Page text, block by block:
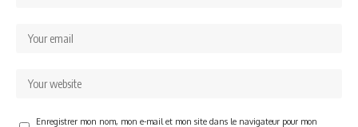
Enregistrer mon nom, mon e-mail et mon site dans le navigateur pour mon